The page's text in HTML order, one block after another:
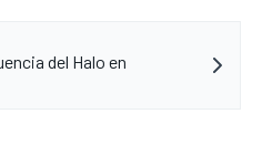
del Halo en